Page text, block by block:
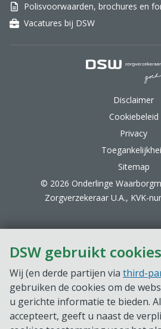
DSW gebruikt cookies
Wij (en derde partijen via third-
gebruiken de cookies om de
u gerichte informatie te bieden.
accepteert, geeft u naast de
Polisvoorwaarden, brochures en
Vacatures bij DSW
Disclaimer
Cookiebeleid
Privacy
Sitemap
© 2026 Onderlinge
Zorgverzekeraar U.A., KVK-